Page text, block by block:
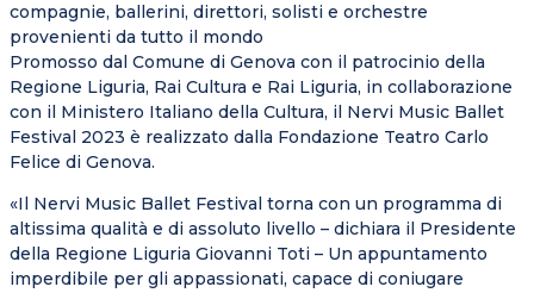
compagnie, ballerini, direttori, solisti e orchestre
provenienti da tutto il mondo
Promosso dal Comune di Genova con il patrocinio della
Regione Liguria, Rai Cultura e Rai Liguria, in collaborazione
con il Ministero Italiano della Cultura, il Nervi Music Ballet
Festival 2023 è realizzato dalla Fondazione Teatro Carlo
Felice di Genova.
«Il Nervi Music Ballet Festival torna con un programma di
altissima qualità e di assoluto livello – dichiara il Presidente
della Regione Liguria Giovanni Toti – Un appuntamento
imperdibile per gli appassionati, capace di coniugare